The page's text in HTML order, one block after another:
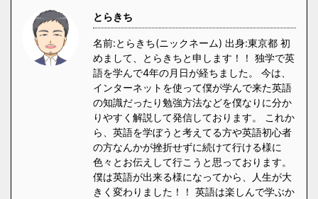
とらきち
名前:とらきち(ニックネーム) 出身:東京都 初
めまして、とらきちと申します！！ 独学で英
語を学んで4年の月日が経ちました。 今は、
インターネットを使って僕が学んで来た英語
の知識だったり勉強方法などを僕なりに分か
りやすく解説して発信しております。 これか
ら、英語を学ぼうと考えてる方や英語初心者
の方なんかが挫折せずに続けて行ける様に
色々とお伝えして行こうと思っております。
僕は英語が出来る様になってから、人生が大
きく変わりました！！ 英語は楽しんで学ぶか